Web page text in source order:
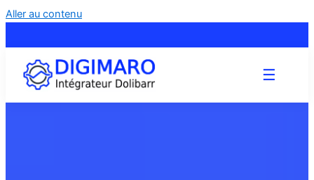
Aller au contenu
☰